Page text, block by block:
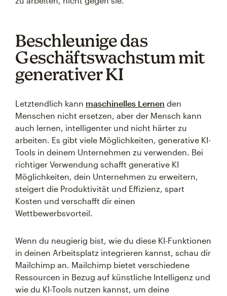
Beschleunige das
Geschäftswachstum mit
generativer KI
Letztendlich kann maschinelles Lernen den
Menschen nicht ersetzen, aber der Mensch kann
auch lernen, intelligenter und nicht härter zu
arbeiten. Es gibt viele Möglichkeiten, generative KI-
Tools in deinem Unternehmen zu verwenden. Bei
richtiger Verwendung schafft generative KI
Möglichkeiten, dein Unternehmen zu erweitern,
steigert die Produktivität und Effizienz, spart
Kosten und verschafft dir einen
Wettbewerbsvorteil.
Wenn du neugierig bist, wie du diese KI-Funktionen
in deinen Arbeitsplatz integrieren kannst, schau dir
Mailchimp an. Mailchimp bietet verschiedene
Ressourcen in Bezug auf künstliche Intelligenz und
wie du KI-Tools nutzen kannst, um deine